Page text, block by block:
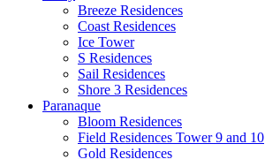
Breeze Residences
Coast Residences
Ice Tower
S Residences
Sail Residences
Shore 3 Residences
Paranaque
Bloom Residences
Field Residences Tower 9 and 10
Gold Residences